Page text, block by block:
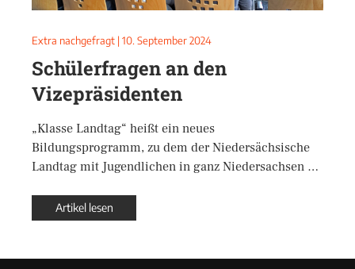
Extra nachgefragt | 10. September 2024
Schülerfragen an den
Vizepräsidenten
„Klasse Landtag“ heißt ein neues
Bildungsprogramm, zu dem der Niedersächsische
Landtag mit Jugendlichen in ganz Niedersachsen …
Artikel lesen